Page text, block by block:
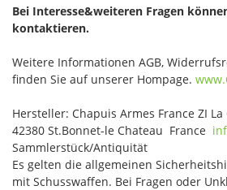
Bei Interesse&weiteren Fragen
kontaktieren.
Weitere Informationen AGB,
finden Sie auf unserer Hompage.
Hersteller: Chapuis Armes France ZI La
42380 St.Bonnet-le Chateau France
Sammlerstück/Antiquität
Es gelten die allgemeinen
mit Schusswaffen. Bei Fragen oder